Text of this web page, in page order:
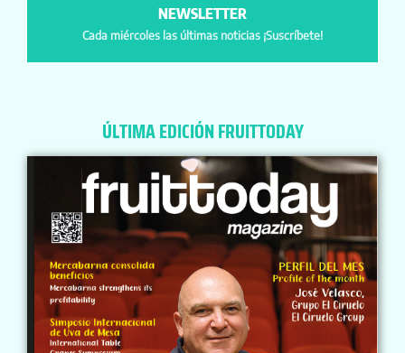
NEWSLETTER
Cada miércoles las últimas noticias ¡Suscríbete!
ÚLTIMA EDICIÓN FRUITTODAY